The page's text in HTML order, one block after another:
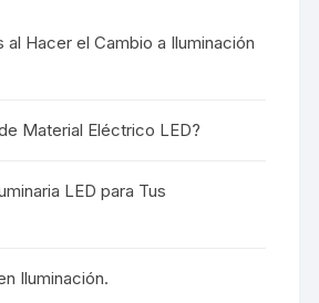
al Hacer el Cambio a Iluminación
Material Eléctrico LED?
LED para Tus
Iluminación.